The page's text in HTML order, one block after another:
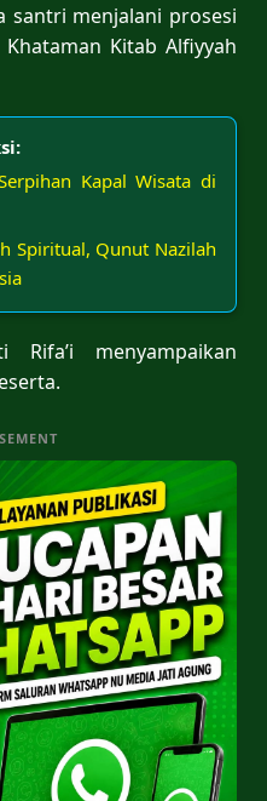
santri menjalani prosesi
Kitab Alfiyyah
Kapal Wisata di
Spiritual, Qunut Nazilah
Rifa’i menyampaikan